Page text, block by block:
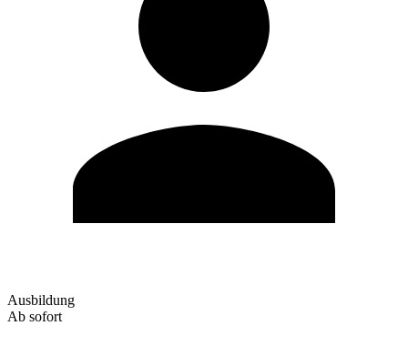
Ausbildung
Ab sofort